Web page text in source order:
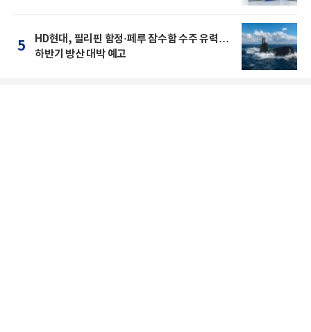
5
HD현대, 필리핀 함정·페루 잠수함 수주 유력…
하반기 방산 대박 예고